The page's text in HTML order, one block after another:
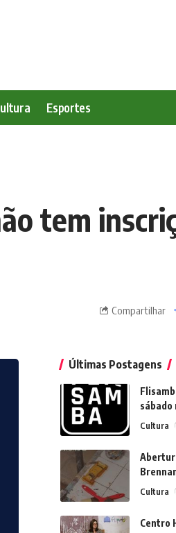
Esportes
tem
Compartilhar
Últimas Postagens
sábado
Cultura
Cultura
Centro